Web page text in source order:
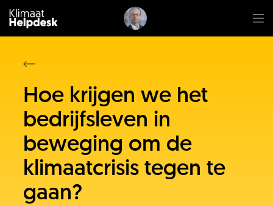
Hoe krijgen we het
bedrijfsleven in
beweging om de
klimaatcrisis tegen te
gaan?